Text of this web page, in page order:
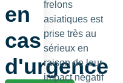
en
cas
d'urgence
frelons
asiatiques est
prise très au
sérieux en
raison de leur
impact négatif